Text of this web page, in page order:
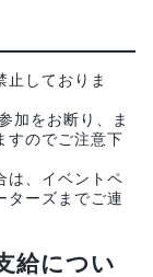
止しておりま
加をお断り、ま
すのでご注意下
は、イベントペ
ターズまでご連
給につい